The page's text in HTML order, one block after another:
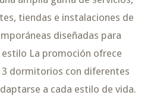
tiendas e instalaciones de
diseñadas para
La promoción ofrece
dormitorios con diferentes
a cada estilo de vida.